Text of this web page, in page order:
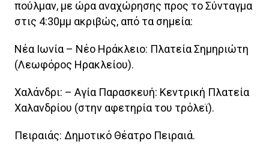
πούλμαν, με ώρα αναχώρησης προς το Σύνταγμα
στις 4:30μμ ακριβώς, από τα σημεία:
Νέα Ιωνία – Νέο Ηράκλειο: Πλατεία Σημηριώτη
(Λεωφόρος Ηρακλείου).
Χαλάνδρι: – Αγία Παρασκευή: Κεντρική Πλατεία
Χαλανδρίου (στην αφετηρία του τρόλεϊ).
Πειραιάς: Δημοτικό Θέατρο Πειραιά.